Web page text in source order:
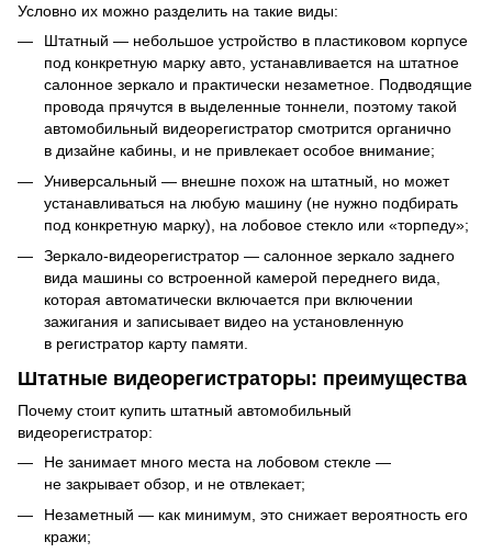
Условно их можно разделить на такие виды:
Штатный — небольшое устройство в пластиковом корпусе
под конкретную марку авто, устанавливается на штатное
салонное зеркало и практически незаметное. Подводящие
провода прячутся в выделенные тоннели, поэтому такой
автомобильный видеорегистратор смотрится органично
в дизайне кабины, и не привлекает особое внимание;
Универсальный — внешне похож на штатный, но может
устанавливаться на любую машину (не нужно подбирать
под конкретную марку), на лобовое стекло или «торпеду»;
Зеркало-видеорегистратор — салонное зеркало заднего
вида машины со встроенной камерой переднего вида,
которая автоматически включается при включении
зажигания и записывает видео на установленную
в регистратор карту памяти.
Штатные видеорегистраторы: преимущества
Почему стоит купить штатный автомобильный
видеорегистратор:
Не занимает много места на лобовом стекле —
не закрывает обзор, и не отвлекает;
Незаметный — как минимум, это снижает вероятность его
кражи;